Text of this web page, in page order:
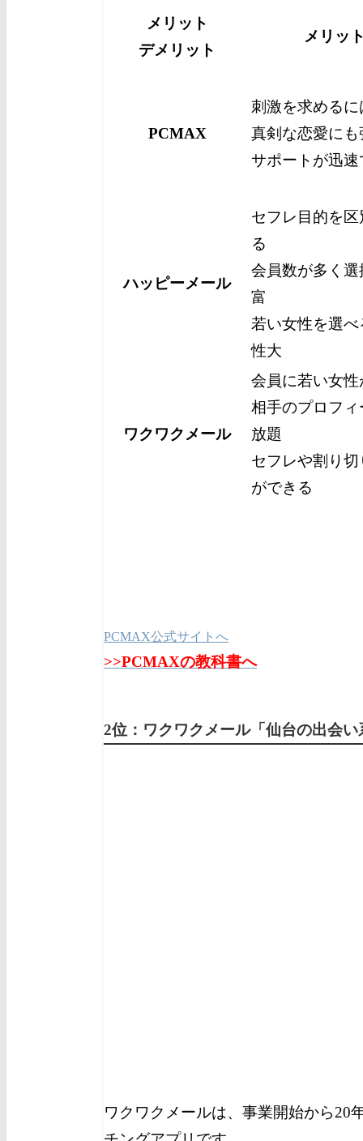
メリット
デメリット
メリッ
PCMAX
刺激を求めるに
真剣な恋愛にも
サポートが迅速
ハッピーメール
セフレ目的を区
る
会員数が多く選
富
若い女性を選べ
性大
ワクワクメール
会員に若い女性
相手のプロフィ
放題
セフレや割り切
ができる
PCMAX公式サイトへ
>>PCMAXの教科書へ
2位：ワクワクメール「仙台の出会
ワクワクメールは、事業開始から20